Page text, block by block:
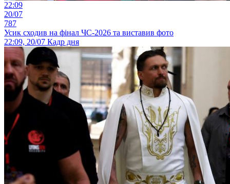
22:09
20/07
787
Усик сходив на фінал ЧС-2026 та виставив фото
22:09, 20/07 Кадр дня